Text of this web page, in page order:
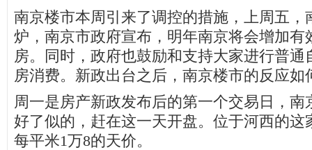
南京楼市本周引来了调控的措施，上周五，
炉，南京市政府宣布，明年南京将会增加有
房。同时，政府也鼓励和支持大家进行普通
房消费。新政出台之后，南京楼市的反应如
周一是房产新政发布后的第一个交易日，南
好了似的，赶在这一天开盘。位于河西的这
每平米1万8的天价。